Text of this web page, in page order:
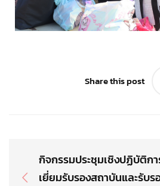
Share this post
กิจกรรมประชุมเชิงปฏิบัติก
เยี่ยมรับรองสถาบันและรับร